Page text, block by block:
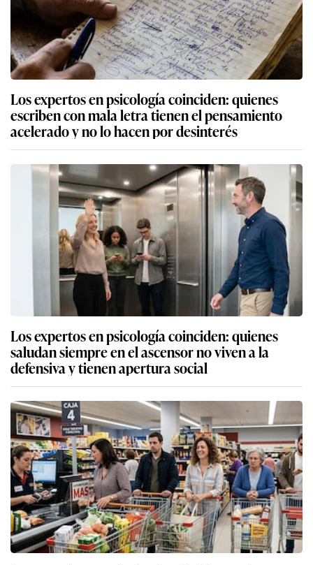
Los expertos en psicología coinciden: quienes
escriben con mala letra tienen el pensamiento
acelerado y no lo hacen por desinterés
Los expertos en psicología coinciden: quienes
saludan siempre en el ascensor no viven a la
defensiva y tienen apertura social